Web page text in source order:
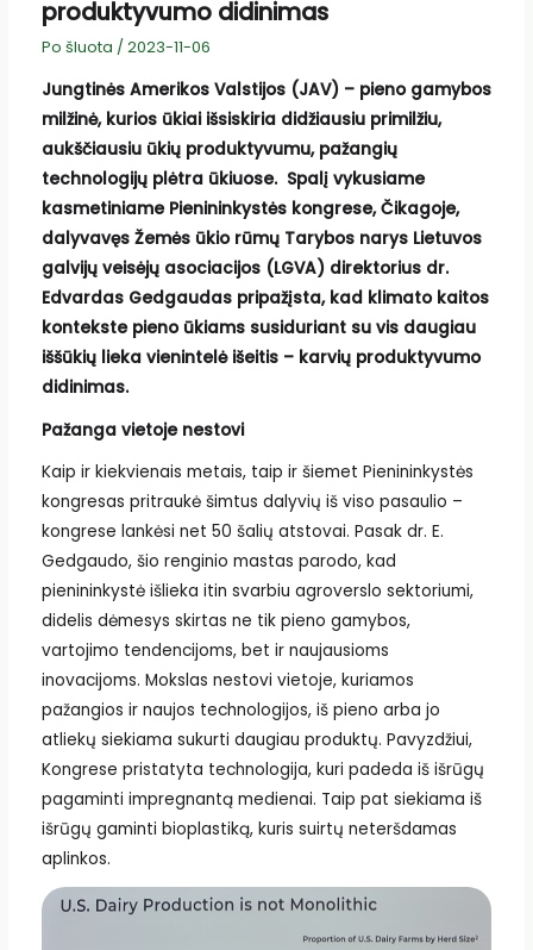
produktyvumo didinimas
Po šluota / 2023-11-06
Jungtinės Amerikos Valstijos (JAV) – pieno gamybos
milžinė, kurios ūkiai išsiskiria didžiausiu primilžiu,
aukščiausiu ūkių produktyvumu, pažangių
technologijų plėtra ūkiuose. Spalį vykusiame
kasmetiniame Pienininkystės kongrese, Čikagoje,
dalyvavęs Žemės ūkio rūmų Tarybos narys Lietuvos
galvijų veisėjų asociacijos (LGVA) direktorius dr.
Edvardas Gedgaudas pripažįsta, kad klimato kaitos
kontekste pieno ūkiams susiduriant su vis daugiau
iššūkių lieka vienintelė išeitis – karvių produktyvumo
didinimas.
Pažanga vietoje nestovi
Kaip ir kiekvienais metais, taip ir šiemet Pienininkystės
kongresas pritraukė šimtus dalyvių iš viso pasaulio –
kongrese lankėsi net 50 šalių atstovai. Pasak dr. E.
Gedgaudo, šio renginio mastas parodo, kad
pienininkystė išlieka itin svarbiu agroverslo sektoriumi,
didelis dėmesys skirtas ne tik pieno gamybos,
vartojimo tendencijoms, bet ir naujausioms
inovacijoms. Mokslas nestovi vietoje, kuriamos
pažangios ir naujos technologijos, iš pieno arba jo
atliekų siekiama sukurti daugiau produktų. Pavyzdžiui,
Kongrese pristatyta technologija, kuri padeda iš išrūgų
pagaminti impregnantą medienai. Taip pat siekiama iš
išrūgų gaminti bioplastiką, kuris suirtų neteršdamas
aplinkos.